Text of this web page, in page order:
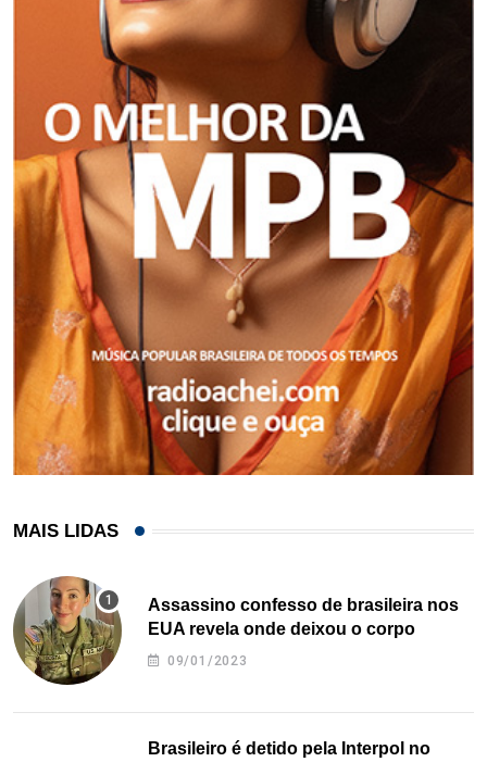
MAIS LIDAS
Assassino confesso de brasileira nos
EUA revela onde deixou o corpo
09/01/2023
Brasileiro é detido pela Interpol no